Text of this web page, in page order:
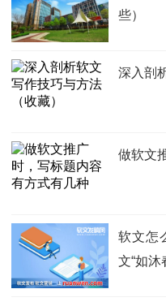
些）
深入剖
做软文
软文怎
文“如沐